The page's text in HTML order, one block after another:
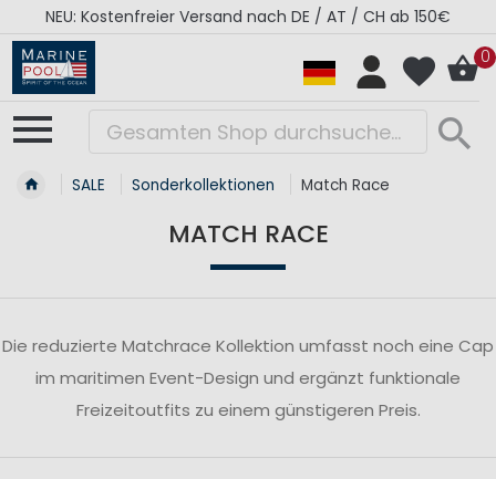
NEU: Kostenfreier Versand nach DE / AT / CH ab 150€
0
SALE Sonderkollektionen Match Race
MATCH RACE
Die reduzierte Matchrace Kollektion umfasst noch eine Cap
im maritimen Event-Design und ergänzt funktionale
Freizeitoutfits zu einem günstigeren Preis.